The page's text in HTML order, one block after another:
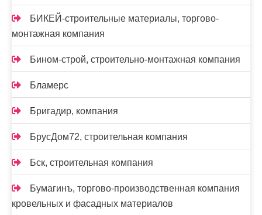
БИКЕЙ-строительные материалы, торгово-
монтажная компания
Бином-строй, строительно-монтажная компания
Бламерс
Бригадир, компания
БрусДом72, строительная компания
Бск, строительная компания
Бумагинъ, торгово-производственная компания
кровельных и фасадных материалов